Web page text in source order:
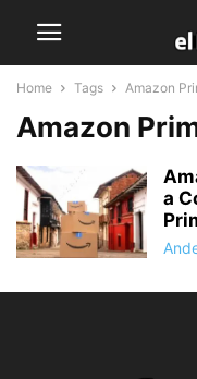
Home Tags Amazon
Amazon
a